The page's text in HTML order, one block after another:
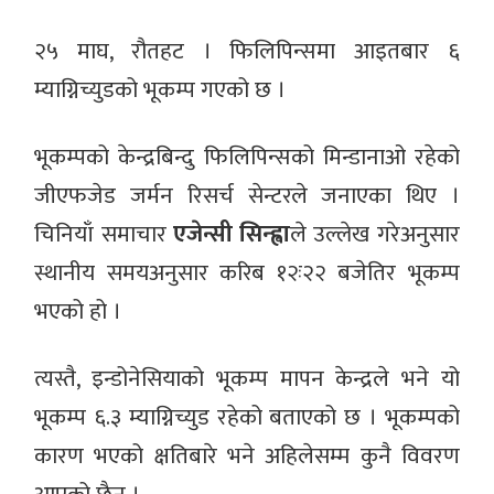
२५ माघ, रौतहट । फिलिपिन्समा आइतबार ६
म्याग्निच्युडको भूकम्प गएको छ ।
भूकम्पको केन्द्रबिन्दु फिलिपिन्सको मिन्डानाओ रहेको
जीएफजेड जर्मन रिसर्च सेन्टरले जनाएका थिए ।
चिनियाँ समाचारएजेन्सीसिन्ह्वाले उल्लेख गरेअनुसार
स्थानीय समयअनुसार करिब १२ः२२ बजेतिर भूकम्प
भएको हो ।
त्यस्तै, इन्डोनेसियाको भूकम्प मापन केन्द्रले भने यो
भूकम्प ६.३ म्याग्निच्युड रहेको बताएको छ । भूकम्पको
कारण भएको क्षतिबारे भने अहिलेसम्म कुनै विवरण